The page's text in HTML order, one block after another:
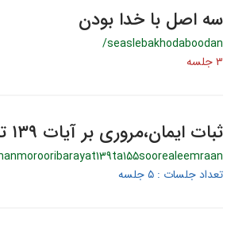
سه اصل با خدا بودن
/seaslebakhodaboodan
۳ جلسه
ثبات ایمان،مروری بر آیات ۱۳۹ تا ۱۵۵ سوره ی آل عمران
تعداد جلسات : ۵ جلسه